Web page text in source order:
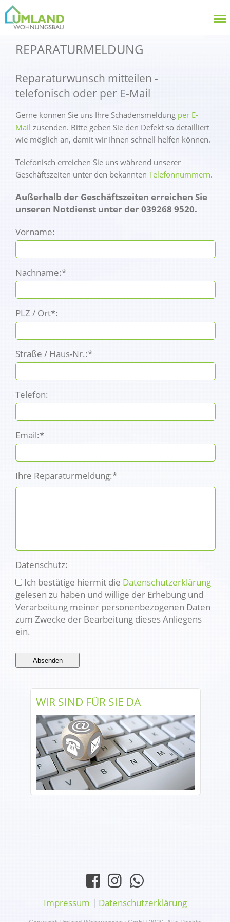
REPARATURMELDUNG
Reparaturwunsch mitteilen -
telefonisch oder per E-Mail
Gerne können Sie uns Ihre Schadensmeldung per E-
Mail zusenden. Bitte geben Sie den Defekt so detailliert
wie möglich an, damit wir Ihnen schnell helfen können.
Telefonisch erreichen Sie uns während unserer
Geschäftszeiten unter den bekannten Telefonnummern.
Außerhalb der Geschäftszeiten erreichen Sie
unseren Notdienst unter der 039268 9520.
Vorname:
Nachname:*
PLZ / Ort*:
Straße / Haus-Nr.:*
Telefon:
Email:*
Ihre Reparaturmeldung:*
Datenschutz:
Ich bestätige hiermit die Datenschutzerklärung
gelesen zu haben und willige der Erhebung und
Verarbeitung meiner personenbezogenen Daten
zum Zwecke der Bearbeitung dieses Anliegens
ein.
WIR SIND FÜR SIE DA
Impressum | Datenschutzerklärung